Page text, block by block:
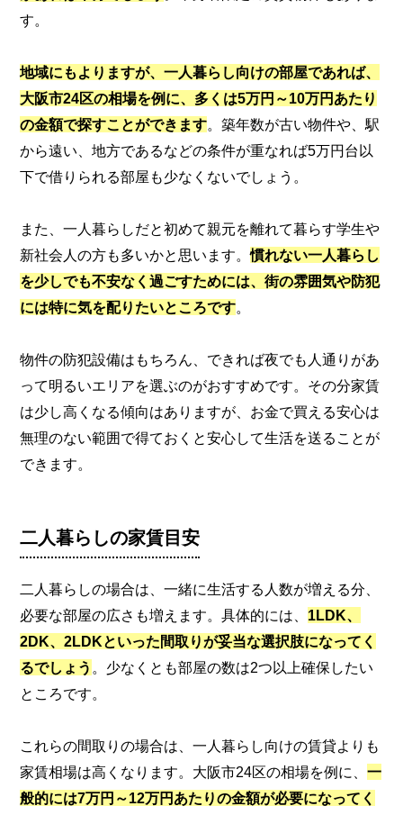
す。
地域にもよりますが、一人暮らし向けの部屋であれば、
大阪市24区の相場を例に、多くは5万円～10万円あたり
の金額で探すことができます。築年数が古い物件や、駅
から遠い、地方であるなどの条件が重なれば5万円台以
下で借りられる部屋も少なくないでしょう。
また、一人暮らしだと初めて親元を離れて暮らす学生や
新社会人の方も多いかと思います。慣れない一人暮らし
を少しでも不安なく過ごすためには、街の雰囲気や防犯
には特に気を配りたいところです。
物件の防犯設備はもちろん、できれば夜でも人通りがあ
って明るいエリアを選ぶのがおすすめです。その分家賃
は少し高くなる傾向はありますが、お金で買える安心は
無理のない範囲で得ておくと安心して生活を送ることが
できます。
二人暮らしの家賃目安
二人暮らしの場合は、一緒に生活する人数が増える分、
必要な部屋の広さも増えます。具体的には、 1LDK、
2DK、2LDKといった間取りが妥当な選択肢になってく
るでしょう 。少なくとも部屋の数は2つ以上確保したい
ところです。
これらの間取りの場合は、一人暮らし向けの賃貸よりも
家賃相場は高くなります。大阪市24区の相場を例に、一
般的には7万円～12万円あたりの金額が必要になってく